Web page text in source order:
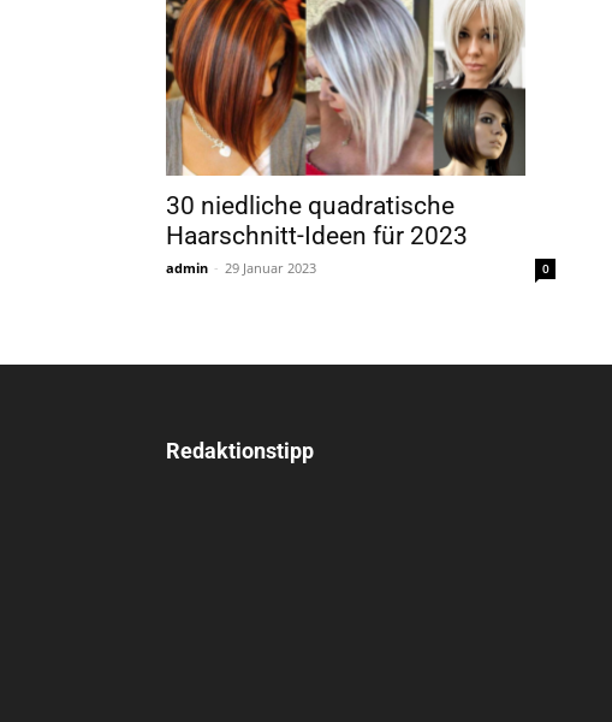
30 niedliche quadratische
Haarschnitt-Ideen für 2023
admin - 29 Januar 2023 0
Redaktionstipp